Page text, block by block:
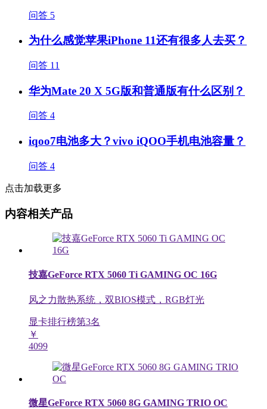
问答 5
为什么感觉苹果iPhone 11还有很多人去买？
问答 11
华为Mate 20 X 5G版和普通版有什么区别？
问答 4
iqoo7电池多大？vivo iQOO手机电池容量？
问答 4
点击加载更多
内容相关产品
技嘉GeForce RTX 5060 Ti GAMING OC 16G
风之力散热系统，双BIOS模式，RGB灯光
显卡排行榜第3名
￥
4099
微星GeForce RTX 5060 8G GAMING TRIO OC